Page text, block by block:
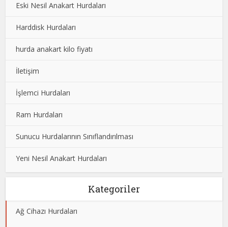
Eski Nesil Anakart Hurdaları
Harddisk Hurdaları
hurda anakart kilo fiyatı
İletişim
İşlemci Hurdaları
Ram Hurdaları
Sunucu Hurdalarının Sınıflandırılması
Yeni Nesil Anakart Hurdaları
Kategoriler
Ağ Cihazı Hurdaları